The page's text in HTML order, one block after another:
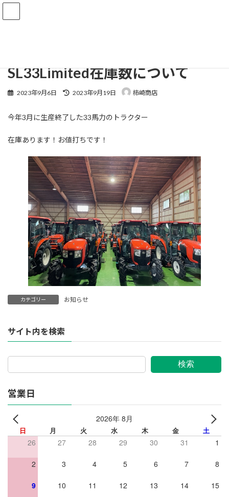
コ
ス
ナ
ンSL33Limited在庫数について
2023年9月6日
最
新
時
:
2023年9月19日 柿崎商店
今年3月に生産終了した33馬力のトラクター
在庫あります！お値打ちです！
カテゴリー お知らせ
サイト内を検索
検索
営業日
2026年 8月
日 月 火 水 木 金 土
26 27 28 29 30 31 1
2 3 4 5 6 7 8
9 10 11 12 13 14 15